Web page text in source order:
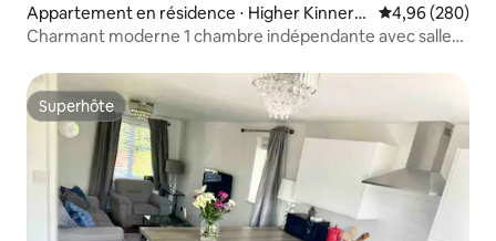
Appartement en résidence ⋅ Higher Kinnert
on
Évaluation
4,96 (280)
Charmant moderne 1 chambre indépendante avec salle
Superhôte
Superhôte